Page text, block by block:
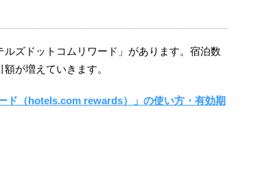
ズドットコムリワード」があります。宿泊数
が増えていきます。
ド（hotels.com rewards）」の使い方・有効期